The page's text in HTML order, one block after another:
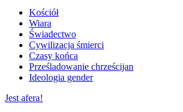
Kościół
Wiara
Świadectwo
Cywilizacja śmierci
Czasy końca
Prześladowanie chrześcijan
Ideologia gender
Jest afera!